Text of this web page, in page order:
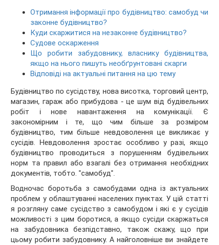
Отримання інформації про будівництво: самобуд чи
законне будівництво?
Куди скаржитися на незаконне будівництво?
Судове оскарження
Що робити забудовнику, власнику будівництва,
якщо на нього пишуть необґрунтовані скарги
Відповіді на актуальні питання на цю тему
Будівництво по сусідству, нова висотка, торговий центр,
магазин, гараж або прибудова - це шум від будівельних
робіт і нове навантаження на комунікації. Є
закономірним і те, що чим більше за розміром
будівництво, тим більше невдоволення це викликає у
сусідів. Невдоволення зростає особливо у разі, якщо
будівництво проводиться з порушенням будівельних
норм та правил або взагалі без отримання необхідних
документів, тобто. "самобуд".
Водночас боротьба з самобудами одна із актуальних
проблем у облаштуванні населених пунктах. У цій статті
я розгляну саме сусідство з самобудом і які є у сусідів
можливості з цим боротися, а якщо сусіди скаржаться
на забудовника безпідставно, також скажу, що при
цьому робити забудовнику. А найголовніше ви знайдете